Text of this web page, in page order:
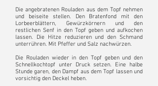
Die angebratenen Rouladen aus dem Topf nehmen
und beiseite stellen. Den Bratenfond mit den
Lorbeerblättern, Gewürzkörnern und den
restlichen Senf in den Topf geben und aufkochen
lassen. Die Hitze reduzieren und den Schmand
unterrühren. Mit Pfeffer und Salz nachwürzen.
Die Rouladen wieder in den Topf geben und den
Schnellkochtopf unter Druck setzen. Eine halbe
Stunde garen, den Dampf aus dem Topf lassen und
vorsichtig den Deckel heben.